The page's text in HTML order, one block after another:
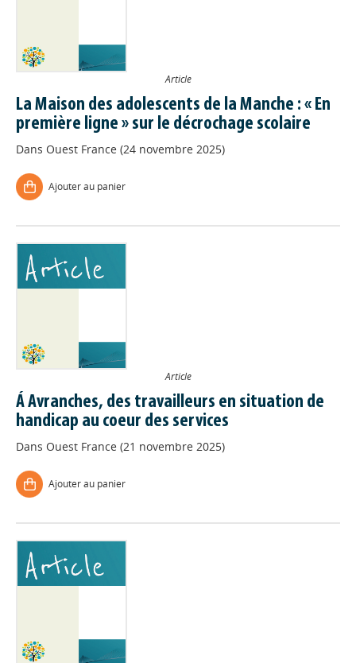
Article
La Maison des adolescents de la Manche : « En
première ligne » sur le décrochage scolaire
Dans Ouest France (24 novembre 2025)
Ajouter au panier
Article
Á Avranches, des travailleurs en situation de
handicap au coeur des services
Dans Ouest France (21 novembre 2025)
Ajouter au panier